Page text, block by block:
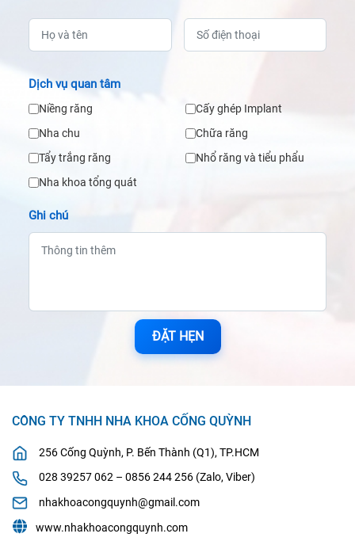
Dịch vụ quan tâm
Niềng răng
Cấy ghép Implant
Nha chu
Chữa răng
Tẩy trắng răng
Nhổ răng và tiểu phẩu
Nha khoa tổng quát
Ghi chú
ĐẶT HẸN
CÔNG TY TNHH NHA KHOA CỐNG QUỲNH
256 Cống Quỳnh, P. Bến Thành (Q1), TP.HCM
028 39257 062 – 0856 244 256 (Zalo, Viber)
nhakhoacongquynh@gmail.com
www.nhakhoacongquynh.com